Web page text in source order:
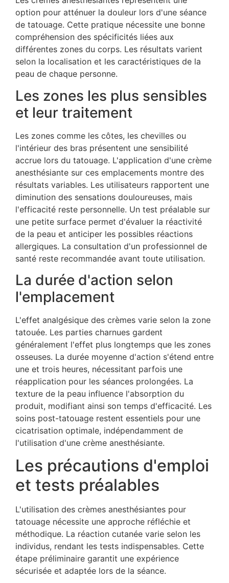
option pour atténuer la douleur lors d'une séance
de tatouage. Cette pratique nécessite une bonne
compréhension des spécificités liées aux
différentes zones du corps. Les résultats varient
selon la localisation et les caractéristiques de la
peau de chaque personne.
Les zones les plus sensibles
et leur traitement
Les zones comme les côtes, les chevilles ou
l'intérieur des bras présentent une sensibilité
accrue lors du tatouage. L'application d'une crème
anesthésiante sur ces emplacements montre des
résultats variables. Les utilisateurs rapportent une
diminution des sensations douloureuses, mais
l'efficacité reste personnelle. Un test préalable sur
une petite surface permet d'évaluer la réactivité
de la peau et anticiper les possibles réactions
allergiques. La consultation d'un professionnel de
santé reste recommandée avant toute utilisation.
La durée d'action selon
l'emplacement
L'effet analgésique des crèmes varie selon la zone
tatouée. Les parties charnues gardent
généralement l'effet plus longtemps que les zones
osseuses. La durée moyenne d'action s'étend entre
une et trois heures, nécessitant parfois une
réapplication pour les séances prolongées. La
texture de la peau influence l'absorption du
produit, modifiant ainsi son temps d'efficacité. Les
soins post-tatouage restent essentiels pour une
cicatrisation optimale, indépendamment de
l'utilisation d'une crème anesthésiante.
Les précautions d'emploi
et tests préalables
L'utilisation des crèmes anesthésiantes pour
tatouage nécessite une approche réfléchie et
méthodique. La réaction cutanée varie selon les
individus, rendant les tests indispensables. Cette
étape préliminaire garantit une expérience
sécurisée et adaptée lors de la séance.